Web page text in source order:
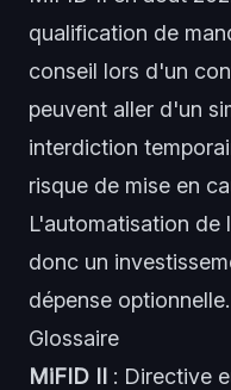
qualification de
conseil lors d'un
peuvent aller d'un
interdiction
risque de mise en
L'automatisation de
donc un
dépense optionnelle.
Glossaire
MiFID II : Directive